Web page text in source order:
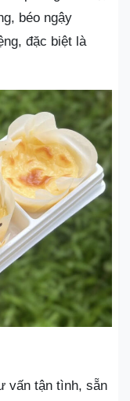
béo ngậy
đặc biệt là
vấn tận tình, sẵn